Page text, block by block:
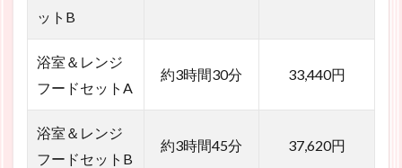
ットB
浴室＆レンジ
フードセットA
約3時間30分 33,440円
浴室＆レンジ
フードセットB
約3時間45分 37,620円